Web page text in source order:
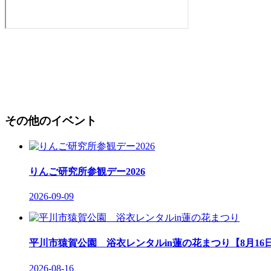
その他のイベント
りんご研究所参観デー2026
2026-09-09
平川市猿賀公園 浴衣レンタルin蓮の花まつり【8月16
2026-08-16